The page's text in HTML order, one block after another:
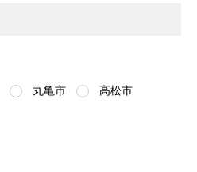
丸亀市
高松市